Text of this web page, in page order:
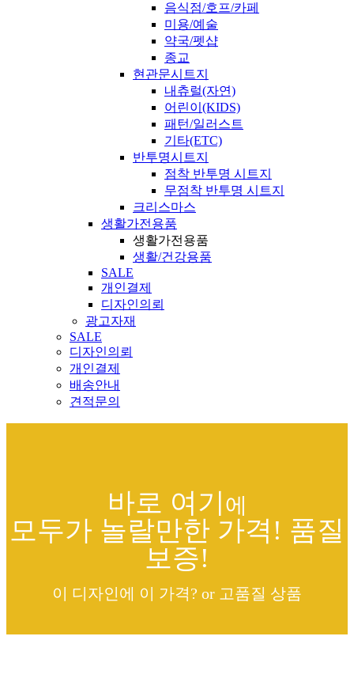
음식점/호프/카페
미용/예술
약국/펫샵
종교
현관문시트지
내츄럴(자연)
어린이(KIDS)
패턴/일러스트
기타(ETC)
반투명시트지
점착 반투명 시트지
무점착 반투명 시트지
크리스마스
생활가전용품
생활가전용품
생활/건강용품
SALE
개인결제
디자인의뢰
광고자재
SALE
디자인의뢰
개인결제
배송안내
견적문의
바로 여기 에
모두가 놀랄만한 가격! 품질
보증!
이 디자인에 이 가격? or 고품질 상품